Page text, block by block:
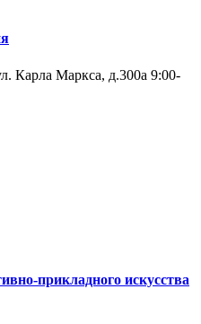
Карла Маркса, д.300а 9:00-
прикладного искусства